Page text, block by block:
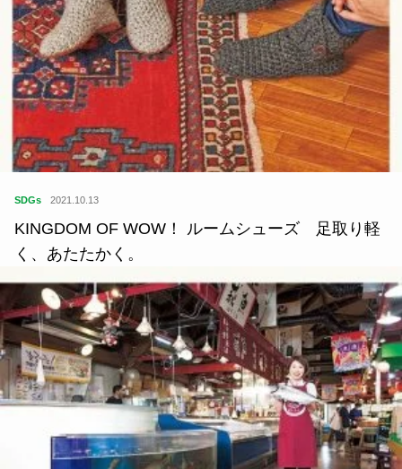
SDGs 2021.10.13
KINGDOM OF WOW！ ルームシューズ 足取り軽
く、あたたかく。